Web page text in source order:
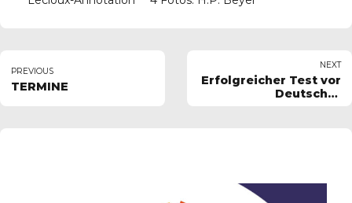
PREVIOUS
TERMINE
NEXT
Erfolgreicher Test vor
Deutscher